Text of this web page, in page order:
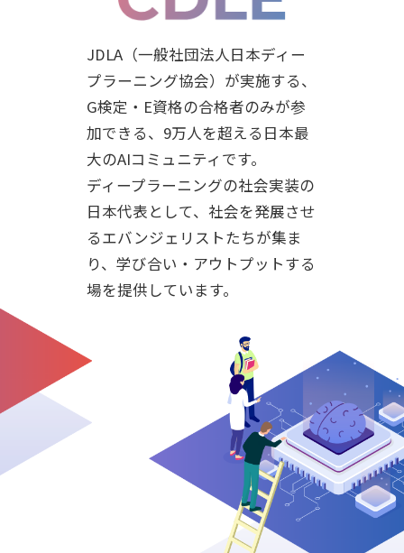
JDLA（一般社団法人日本ディー
プラーニング協会）が実施する、
G検定・E資格の合格者のみが参
加できる、9万人を超える日本最
大のAIコミュニティです。
ディープラーニングの社会実装の
日本代表として、社会を発展させ
るエバンジェリストたちが集ま
り、学び合い・アウトプットする
場を提供しています。